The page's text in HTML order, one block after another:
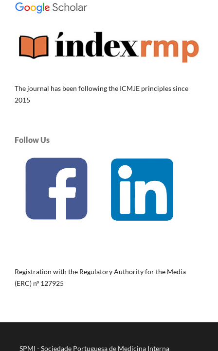
The journal has been following the ICMJE principles since
2015
Follow Us
Registration with the Regulatory Authority for the Media
(ERC) nº 127925
SPMI - Sociedade Portuguesa de Medicina Interna